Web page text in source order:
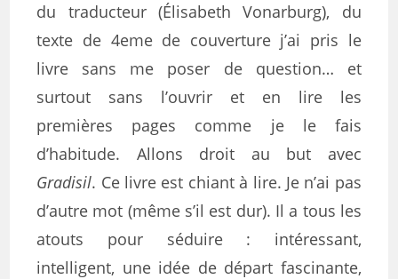
du traducteur (Élisabeth Vonarburg), du
texte de 4eme de couverture j’ai pris le
livre sans me poser de question… et
surtout sans l’ouvrir et en lire les
premières pages comme je le fais
d’habitude. Allons droit au but avec
Gradisil. Ce livre est chiant à lire. Je n’ai pas
d’autre mot (même s’il est dur). Il a tous les
atouts pour séduire : intéressant,
intelligent, une idée de départ fascinante,